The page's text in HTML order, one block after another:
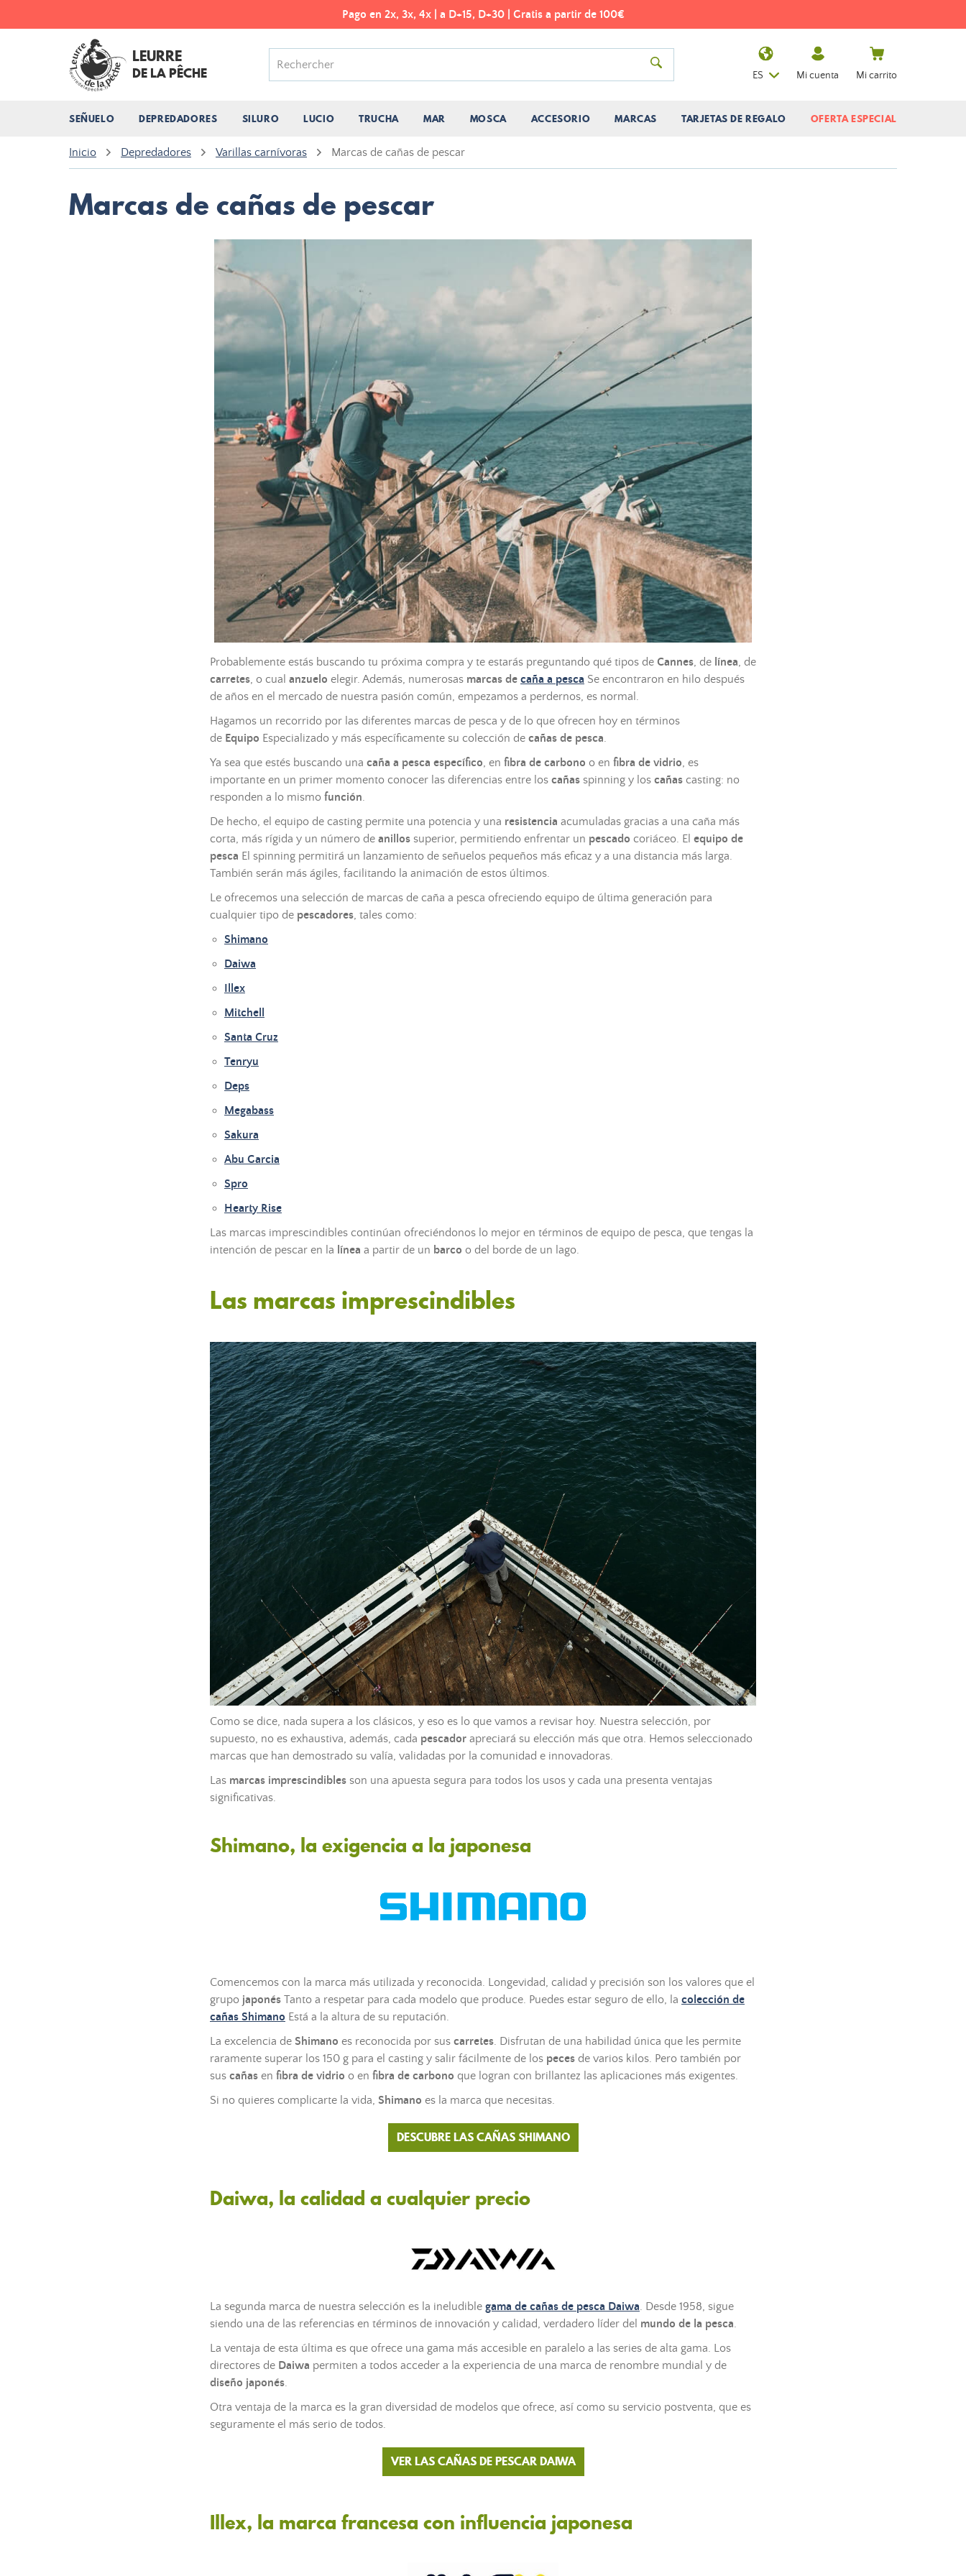
Pago en 2x, 3x, 4x | a D+15, D+30 | Gratis a partir de 100€
LEURRE
DE LA PÊCHE
SEÑUELO DEPREDADORES SILURO LUCIO TRUCHA MAR MOSCA ACCESORIO MARCAS TARJETAS DE REGALO OFERTA ESPECIAL
ES Mi cuenta Mi carrito
Inicio Depredadores Varillas carnívoras Marcas de cañas de pescar
Marcas de cañas de pescar
Probablemente estás buscando tu próxima compra y te estarás preguntando qué tipos de Cannes, de línea, de
carretes, o cual anzuelo elegir. Además, numerosas marcas de caña a pesca Se encontraron en hilo después
de años en el mercado de nuestra pasión común, empezamos a perdernos, es normal.
Hagamos un recorrido por las diferentes marcas de pesca y de lo que ofrecen hoy en términos
de Equipo Especializado y más específicamente su colección de cañas de pesca.
Ya sea que estés buscando una caña a pesca específico, en fibra de carbono o en fibra de vidrio, es
importante en un primer momento conocer las diferencias entre los cañas spinning y los cañas casting: no
responden a lo mismo función.
De hecho, el equipo de casting permite una potencia y una resistencia acumuladas gracias a una caña más
corta, más rígida y un número de anillos superior, permitiendo enfrentar un pescado coriáceo. El equipo de
pesca El spinning permitirá un lanzamiento de señuelos pequeños más eficaz y a una distancia más larga.
También serán más ágiles, facilitando la animación de estos últimos.
Le ofrecemos una selección de marcas de caña a pesca ofreciendo equipo de última generación para
cualquier tipo de pescadores, tales como:
Shimano
Daiwa
Illex
Mitchell
Santa Cruz
Tenryu
Deps
Megabass
Sakura
Abu Garcia
Spro
Hearty Rise
Las marcas imprescindibles continúan ofreciéndonos lo mejor en términos de equipo de pesca, que tengas la
intención de pescar en la línea a partir de un barco o del borde de un lago.
Las marcas imprescindibles
Como se dice, nada supera a los clásicos, y eso es lo que vamos a revisar hoy. Nuestra selección, por
supuesto, no es exhaustiva, además, cada pescador apreciará su elección más que otra. Hemos seleccionado
marcas que han demostrado su valía, validadas por la comunidad e innovadoras.
Las marcas imprescindibles son una apuesta segura para todos los usos y cada una presenta ventajas
significativas.
Shimano, la exigencia a la japonesa
Comencemos con la marca más utilizada y reconocida. Longevidad, calidad y precisión son los valores que el
grupo japonés Tanto a respetar para cada modelo que produce. Puedes estar seguro de ello, la colección de
cañas Shimano Está a la altura de su reputación.
La excelencia de Shimano es reconocida por sus carretes. Disfrutan de una habilidad única que les permite
raramente superar los 150 g para el casting y salir fácilmente de los peces de varios kilos. Pero también por
sus cañas en fibra de vidrio o en fibra de carbono que logran con brillantez las aplicaciones más exigentes.
Si no quieres complicarte la vida, Shimano es la marca que necesitas.
DESCUBRE LAS CAÑAS SHIMANO
Daiwa, la calidad a cualquier precio
La segunda marca de nuestra selección es la ineludible gama de cañas de pesca Daiwa. Desde 1958, sigue
siendo una de las referencias en términos de innovación y calidad, verdadero líder del mundo de la pesca.
La ventaja de esta última es que ofrece una gama más accesible en paralelo a las series de alta gama. Los
directores de Daiwa permiten a todos acceder a la experiencia de una marca de renombre mundial y de
diseño japonés.
Otra ventaja de la marca es la gran diversidad de modelos que ofrece, así como su servicio postventa, que es
seguramente el más serio de todos.
VER LAS CAÑAS DE PESCAR DAIWA
Illex, la marca francesa con influencia japonesa